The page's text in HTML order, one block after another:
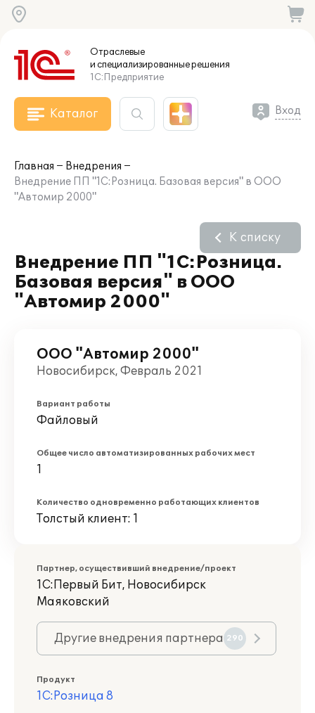
Отраслевые
и специализированныерешения
1С:Предприятие
Каталог Вход
Главная
Внедрения
Внедрение ПП "1С:Розница. Базовая версия" в ООО
"Автомир 2000"
Внедрение ПП "1С:Розница.
Базовая версия" в ООО
"Автомир 2000"
К списку
ООО "Автомир 2000"
Новосибирск, Февраль 2021
Вариант работы
Файловый
Общее число автоматизированных рабочих мест
1
Количество одновременно работающих клиентов
Толстый клиент: 1
Партнер, осуществивший внедрение/проект
1С:Первый Бит, Новосибирск
Маяковский
Другие внедрения партнера 290
Продукт
1С:Розница 8